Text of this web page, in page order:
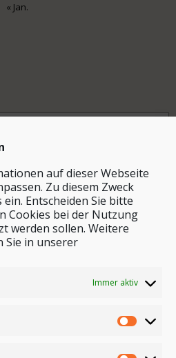
auf dieser Webseite
Zu diesem Zweck
Entscheiden Sie bitte
Cookies bei der Nutzung
werden sollen. Weitere
Sie in unserer
Immer aktiv
« Jan.